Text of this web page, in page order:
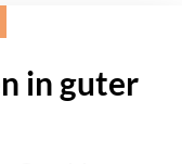
in guter